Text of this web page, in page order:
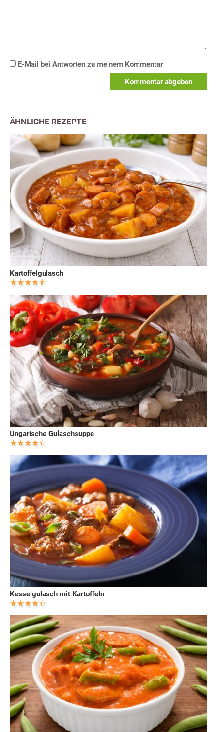
E-Mail bei Antworten zu meinem Kommentar
Kommentar abgeben
ÄHNLICHE REZEPTE
Kartoffelgulasch
Ungarische Gulaschsuppe
Kesselgulasch mit Kartoffeln